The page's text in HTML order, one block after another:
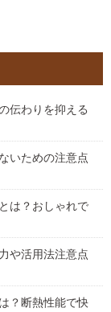
伝わりを抑える
いための注意点
は？おしゃれで
や活用法注意点
？断熱性能で快